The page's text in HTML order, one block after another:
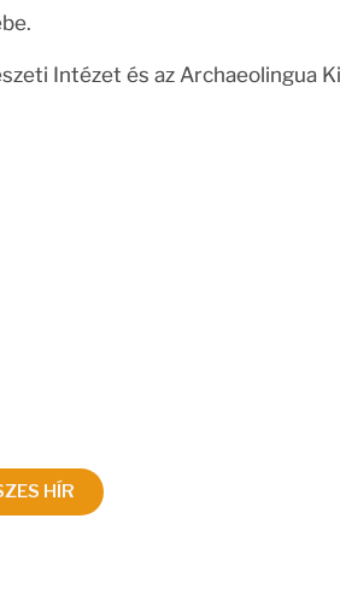
Intézet és az Archaeolingua
HÍR